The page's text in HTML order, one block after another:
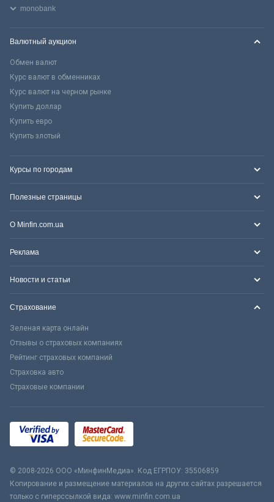
monobank
Валютный аукцион
Обмен валют
Курс валют в обменниках
Курс валют на черном рынке
Купить доллар
Купить евро
Купить злотый
Курсы по городам
Полезные страницы
О Minfin.com.ua
Реклама
Новости и статьи
Страхование
Зеленая карта онлайн
Отзывы о страховых компаниях
Рейтинг страховых компаний
Страховка авто
Страховые компании
© 2008-2026 ООО «МинфинМедиа». Код ЕГРПОУ: 35506859
Копирование и размещение материалов на других сайтах разрешается
только с гиперссылкой вида: www.minfin.com.ua